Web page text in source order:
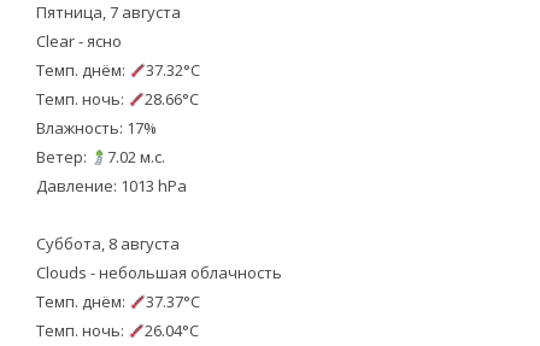
Пятница, 7 августа
Clear - ясно
Темп. днём:
37.32°C
Темп. ночь:
28.66°C
Влажность: 17%
Ветер:
7.02 м.с.
Давление: 1013 hPa
Суббота, 8 августа
Clouds - небольшая облачность
Темп. днём:
37.37°C
Темп. ночь:
26.04°C